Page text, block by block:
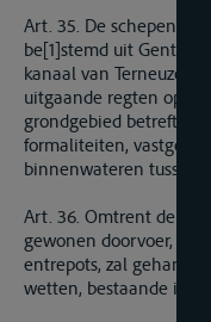
Art. 35. De schepen,
be[1]stemd uit Gent
kanaal van Terneuzen,
uitgaande regten op
grondgebied betreft,
formaliteiten,
binnenwateren
Art. 36. Omtrent de
gewonen doorvoer,
entrepots, zal
wetten, bestaande in de